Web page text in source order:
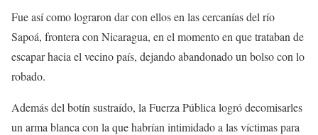
Fue así como lograron dar con ellos en las cercanías del río
Sapoá, frontera con Nicaragua, en el momento en que trataban de
escapar hacia el vecino país, dejando abandonado un bolso con lo
robado.
Además del botín sustraído, la Fuerza Pública logró decomisarles
un arma blanca con la que habrían intimidado a las víctimas para